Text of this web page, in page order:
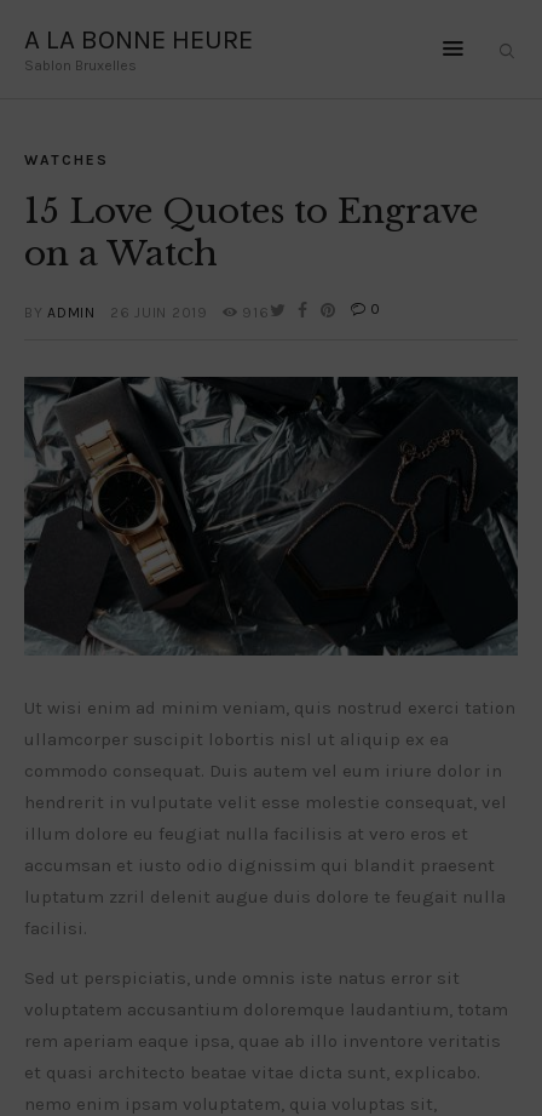
A LA BONNE HEURE
Sablon Bruxelles
OLE LYNGGAARD
DODO JEWELRY
CONTACT
WATCHES
15 Love Quotes to Engrave
on a Watch
BY ADMIN 26 JUIN 2019 916 0
Ut wisi enim ad minim veniam, quis nostrud exerci tation
ullamcorper suscipit lobortis nisl ut aliquip ex ea
commodo consequat. Duis autem vel eum iriure dolor in
hendrerit in vulputate velit esse molestie consequat, vel
illum dolore eu feugiat nulla facilisis at vero eros et
accumsan et iusto odio dignissim qui blandit praesent
luptatum zzril delenit augue duis dolore te feugait nulla
facilisi.
Sed ut perspiciatis, unde omnis iste natus error sit
voluptatem accusantium doloremque laudantium, totam
rem aperiam eaque ipsa, quae ab illo inventore veritatis
et quasi architecto beatae vitae dicta sunt, explicabo.
nemo enim ipsam voluptatem, quia voluptas sit,